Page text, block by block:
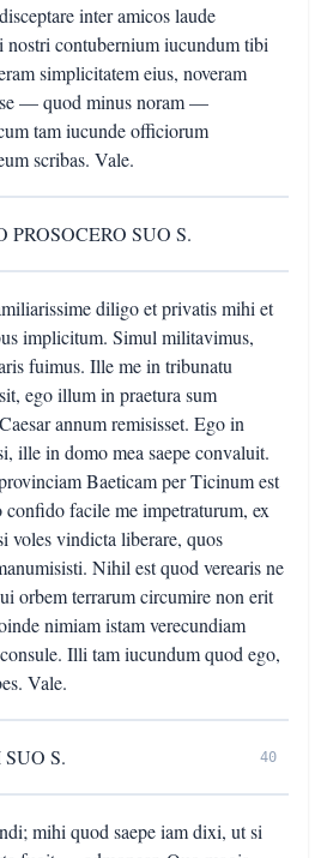
inter amicos laude
nostri contubernium iucundum tibi
simplicitatem eius, noveram
— quod minus noram —
tam iucunde officiorum
scribas. Vale.
SUO S.
diligo et privatis mihi et
implicitum. Simul militavimus,
fuimus. Ille me in tribunatu
ego illum in praetura sum
annum remisisset. Ego in
ille in domo mea saepe convaluit.
Baeticam per Ticinum est
facile me impetraturum, ex
voles vindicta liberare, quos
Nihil est quod verearis ne
orbem terrarum circumire non erit
nimiam istam verecundiam
Illi tam iucundum quod ego,
Vale.
S. 40
mihi quod saepe iam dixi, ut si